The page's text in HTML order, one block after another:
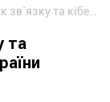
8 серпня — День Військ зв`язку та кібербезпеки Збройних Сил України
та